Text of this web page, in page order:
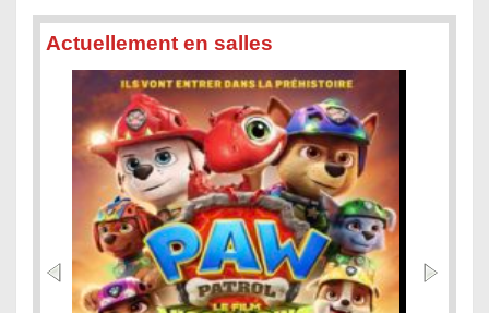
Actuellement en salles